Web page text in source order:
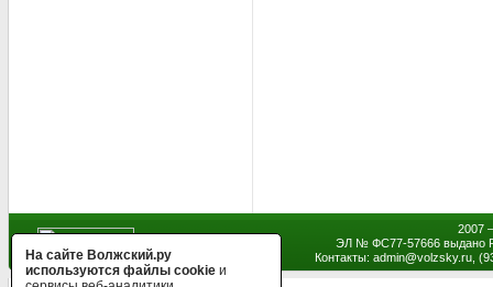
2007
ЭЛ № ФС77-57666 выдано
Контакты: admin@volzsky.ru,
На сайте Волжский.ру
используются файлы cookie и